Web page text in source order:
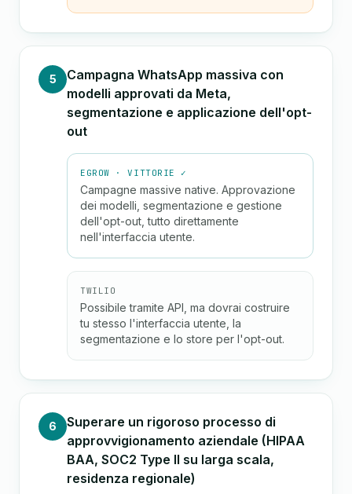
5
Campagna WhatsApp massiva con
modelli approvati da Meta,
segmentazione e applicazione dell'opt-
out
EGROW · VITTORIE ✓
Campagne massive native. Approvazione
dei modelli, segmentazione e gestione
dell'opt-out, tutto direttamente
nell'interfaccia utente.
TWILIO
Possibile tramite API, ma dovrai costruire
tu stesso l'interfaccia utente, la
segmentazione e lo store per l'opt-out.
6
Superare un rigoroso processo di
approvvigionamento aziendale (HIPAA
BAA, SOC2 Type II su larga scala,
residenza regionale)